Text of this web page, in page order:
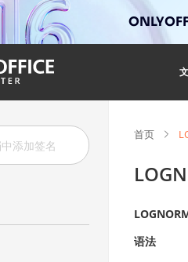
首页
语法